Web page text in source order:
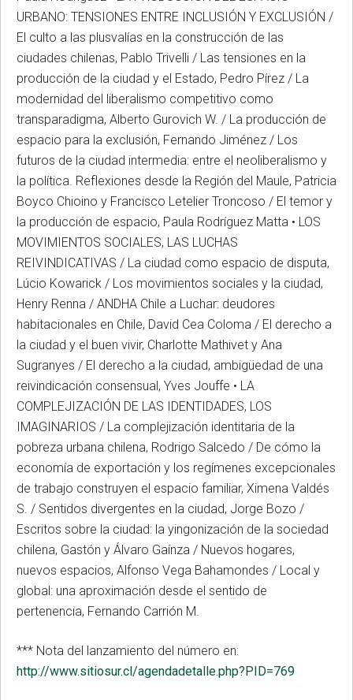
URBANO: TENSIONES ENTRE INCLUSIÓN Y EXCLUSIÓN /
El culto a las plusvalías en la construcción de las
ciudades chilenas, Pablo Trivelli / Las tensiones en la
producción de la ciudad y el Estado, Pedro Pírez / La
modernidad del liberalismo competitivo como
transparadigma, Alberto Gurovich W. / La producción de
espacio para la exclusión, Fernando Jiménez / Los
futuros de la ciudad intermedia: entre el neoliberalismo y
la política. Reflexiones desde la Región del Maule, Patricia
Boyco Chioino y Francisco Letelier Troncoso / El temor y
la producción de espacio, Paula Rodríguez Matta • LOS
MOVIMIENTOS SOCIALES, LAS LUCHAS
REIVINDICATIVAS / La ciudad como espacio de disputa,
Lúcio Kowarick / Los movimientos sociales y la ciudad,
Henry Renna / ANDHA Chile a Luchar: deudores
habitacionales en Chile, David Cea Coloma / El derecho a
la ciudad y el buen vivir, Charlotte Mathivet y Ana
Sugranyes / El derecho a la ciudad, ambigüedad de una
reivindicación consensual, Yves Jouffe • LA
COMPLEJIZACIÓN DE LAS IDENTIDADES, LOS
IMAGINARIOS / La complejización identitaria de la
pobreza urbana chilena, Rodrigo Salcedo / De cómo la
economía de exportación y los regímenes excepcionales
de trabajo construyen el espacio familiar, Ximena Valdés
S. / Sentidos divergentes en la ciudad, Jorge Bozo /
Escritos sobre la ciudad: la yingonización de la sociedad
chilena, Gastón y Álvaro Gaínza / Nuevos hogares,
nuevos espacios, Alfonso Vega Bahamondes / Local y
global: una aproximación desde el sentido de
pertenencia, Fernando Carrión M.
*** Nota del lanzamiento del número en:
http://www.sitiosur.cl/agendadetalle.php?PID=769